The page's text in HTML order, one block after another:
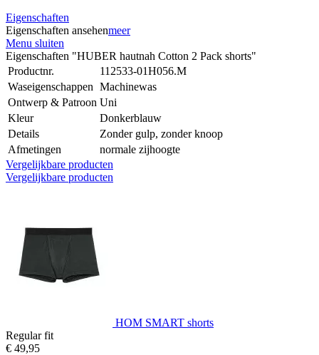
Eigenschaften
Eigenschaften ansehenmeer
Menu sluiten
Eigenschaften "HUBER hautnah Cotton 2 Pack shorts"
Productnr.
112533-01H056.M
Waseigenschappen Machinewas
Ontwerp & Patroon Uni
Kleur
Donkerblauw
Details
Zonder gulp, zonder knoop
Afmetingen
normale zijhoogte
Vergelijkbare producten
Vergelijkbare producten
HOM SMART shorts
Regular fit
€ 49,95